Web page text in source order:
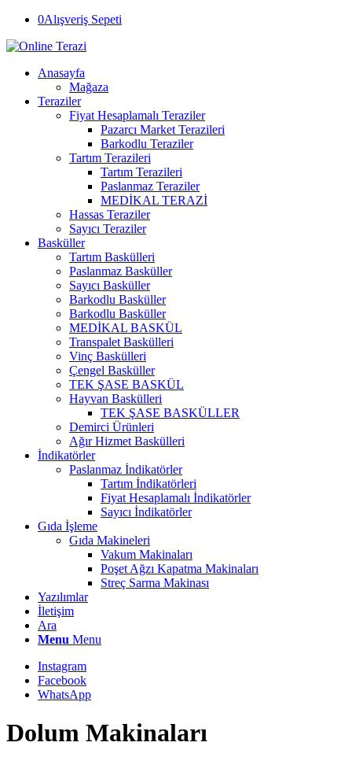
0Alışveriş Sepeti
Anasayfa
Mağaza
Teraziler
Fiyat Hesaplamalı Teraziler
Pazarcı Market Terazileri
Barkodlu Teraziler
Tartım Terazileri
Tartım Terazileri
Paslanmaz Teraziler
MEDİKAL TERAZİ
Hassas Teraziler
Sayıcı Teraziler
Basküller
Tartım Baskülleri
Paslanmaz Basküller
Sayıcı Basküller
Barkodlu Basküller
Barkodlu Basküller
MEDİKAL BASKÜL
Transpalet Baskülleri
Vinç Baskülleri
Çengel Basküller
TEK ŞASE BASKÜL
Hayvan Baskülleri
TEK ŞASE BASKÜLLER
Demirci Ürünleri
Ağır Hizmet Baskülleri
İndikatörler
Paslanmaz İndikatörler
Tartım İndikatörleri
Fiyat Hesaplamalı İndikatörler
Sayıcı İndikatörler
Gıda İşleme
Gıda Makineleri
Vakum Makinaları
Poşet Ağzı Kapatma Makinaları
Streç Sarma Makinası
Yazılımlar
İletişim
Ara
Menu Menu
Instagram
Facebook
WhatsApp
Dolum Makinaları